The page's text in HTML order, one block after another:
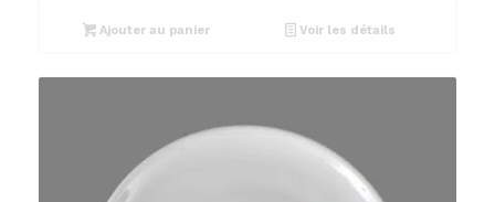
Ajouter au panier Voir les détails